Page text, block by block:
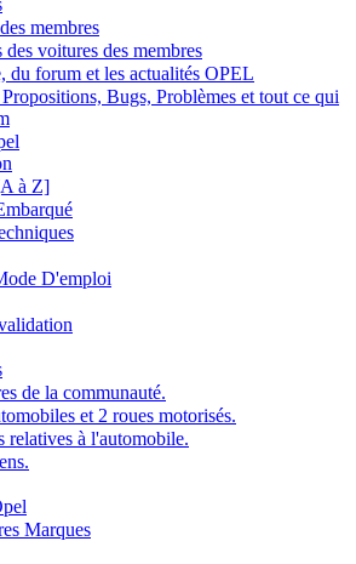
membres
voitures des membres
forum et les actualités OPEL
Bugs, Problèmes et tout ce qui
à Z]
D'emploi
de la communauté.
et 2 roues motorisés.
à l'automobile.
Marques